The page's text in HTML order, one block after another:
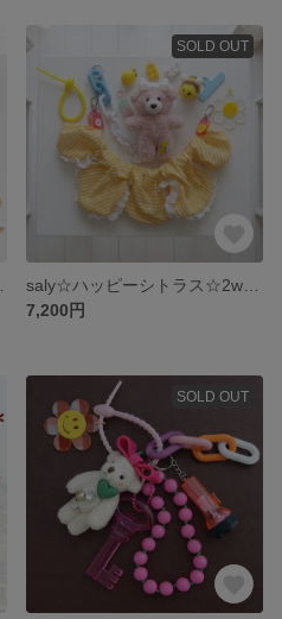
SOLD OUT
7,200円
SOLD OUT